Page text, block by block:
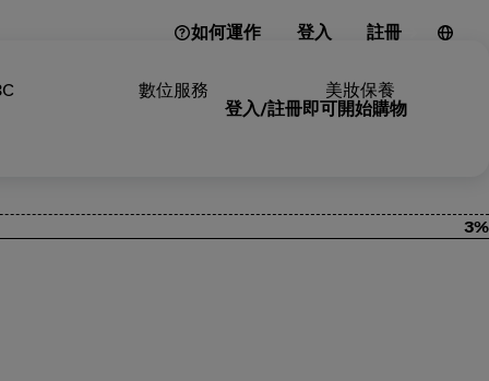
如何運作 登入 註冊
數位服務
美妝保養
登入/註冊即可開始購物
3%